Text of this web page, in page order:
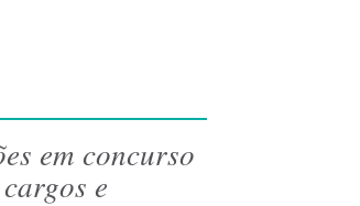
em concurso
e